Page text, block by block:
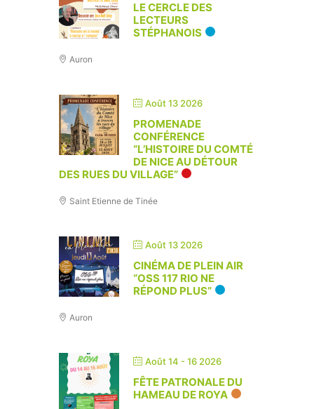
LE CERCLE DES
LECTEURS
STÉPHANOIS
Auron
Août 13 2026
PROMENADE
CONFÉRENCE
“L’HISTOIRE DU COMTÉ
DE NICE AU DÉTOUR
DES RUES DU VILLAGE”
Saint Etienne de Tinée
Août 13 2026
CINÉMA DE PLEIN AIR
“OSS 117 RIO NE
RÉPOND PLUS”
Auron
Août 14 - 16 2026
FÊTE PATRONALE DU
HAMEAU DE ROYA